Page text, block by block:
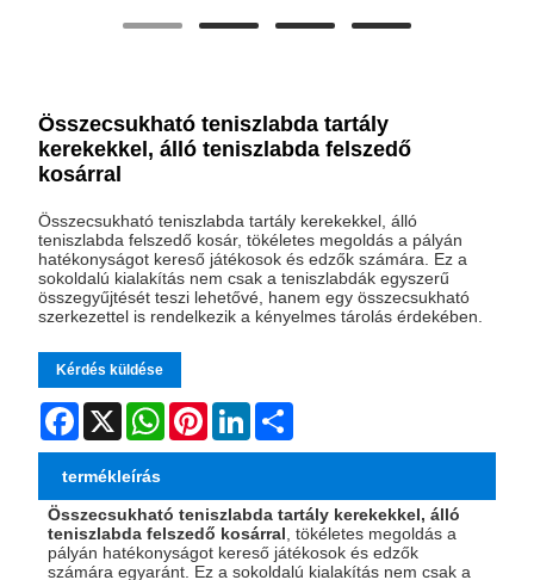
Összecsukható teniszlabda tartály
kerekekkel, álló teniszlabda felszedő
kosárral
Összecsukható teniszlabda tartály kerekekkel, álló
teniszlabda felszedő kosár, tökéletes megoldás a pályán
hatékonyságot kereső játékosok és edzők számára. Ez a
sokoldalú kialakítás nem csak a teniszlabdák egyszerű
összegyűjtését teszi lehetővé, hanem egy összecsukható
szerkezettel is rendelkezik a kényelmes tárolás érdekében.
Kérdés küldése
Facebook
X WhatsAppPinterestLinkedIn
termékleírás
Összecsukható teniszlabda tartály kerekekkel, álló
teniszlabda felszedő kosárral , tökéletes megoldás a
pályán hatékonyságot kereső játékosok és edzők
számára egyaránt. Ez a sokoldalú kialakítás nem csak a